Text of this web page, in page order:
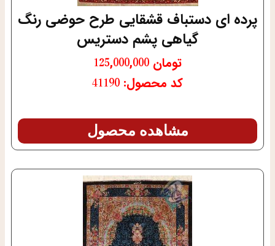
پرده ای دستباف قشقایی طرح حوضی رنگ
گیاهی پشم دستریس
تومان
کد محصول: 41190
مشاهده محصول